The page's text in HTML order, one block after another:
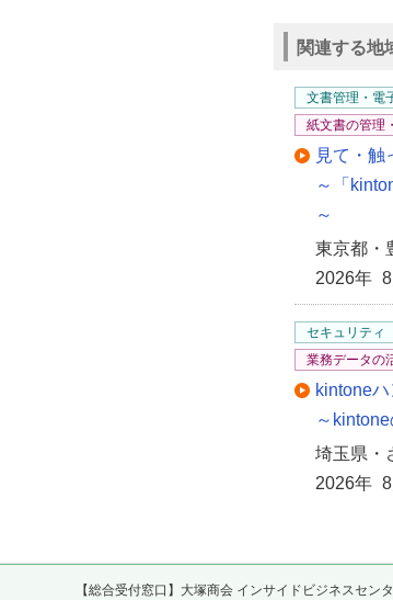
関連する地
文書管理・電
紙文書の管理
見て・触
～「
～
東京都・
2026年
セキュリティ
業務データの
kintone
～
埼玉県・
2026年
【総合受付窓口】大塚商会 インサイドビジネスセン